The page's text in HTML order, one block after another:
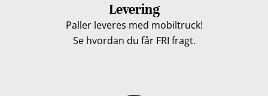
Levering
Paller leveres med mobiltruck!
Se hvordan du får FRI fragt.